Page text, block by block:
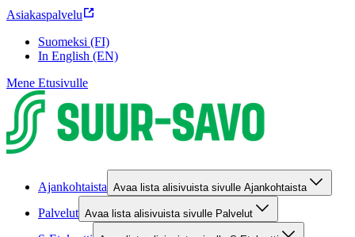
Asiakaspalvelu
Suomeksi (FI)
In English (EN)
Mene Etusivulle
Ajankohtaista Avaa lista alisivuista sivulle Ajankohtaista
Palvelut Avaa lista alisivuista sivulle Palvelut